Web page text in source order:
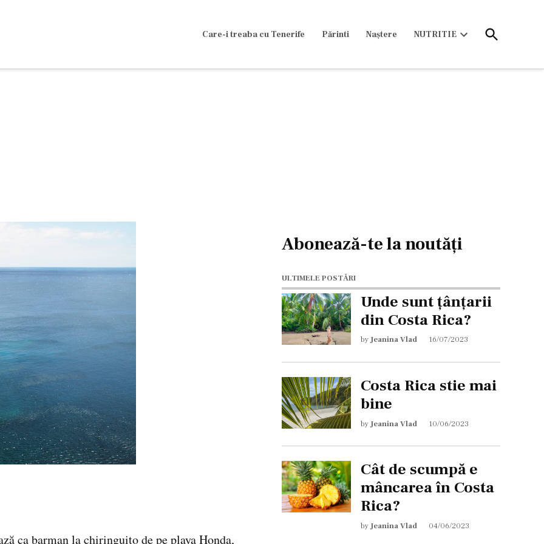
Care-i treaba cu Tenerife Părinti Naștere NUTRITIE
Open
Search
ca barman la chiringuito de pe playa Honda,
Abonează-te la noutăți
ULTIMELE POSTĂRI
Unde sunt țânțarii
din Costa Rica?
byJeanina Vlad 16/07/2023
Costa Rica stie mai
bine
by Jeanina Vlad 10/06/2023
Cât de scumpă e
mâncarea în Costa
Rica?
by Jeanina Vlad 04/06/2023